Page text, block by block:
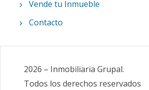
Vende tu Inmueble
Contacto
2026 – Inmobiliaria Grupal.
Todos los derechos reservados